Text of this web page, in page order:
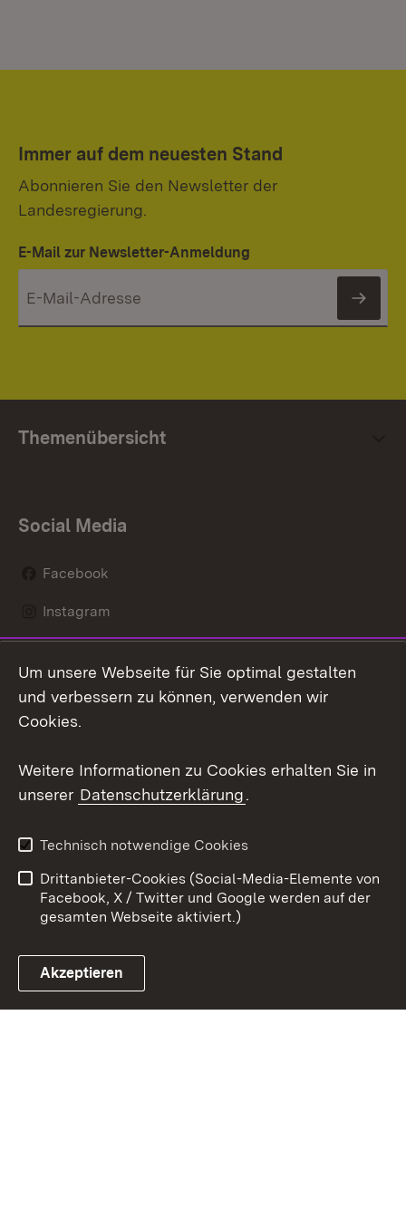
Immer auf dem neuesten Stand
Abonnieren Sie den Newsletter der
Landesregierung.
E-Mail zur Newsletter-Anmeldung
Themenübersicht
Social Media
Facebook
Instagram
Mastodon
Youtube
Link zum Landesportal
Kontakt
Datenschutz
Barrierefreiheit
Impressum Cookies
Um unsere Webseite für Sie optimal gestalten
und verbessern zu können, verwenden wir
Cookies.
Weitere Informationen zu Cookies erhalten Sie in
unserer Datenschutzerklärung.
Technisch notwendige Cookies
Drittanbieter-Cookies (Social-Media-Elemente von
Facebook, X / Twitter und Google werden auf der
gesamten Webseite aktiviert.)
Akzeptieren